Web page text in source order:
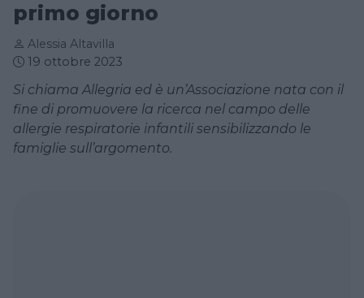
primo giorno
Alessia Altavilla
19 ottobre 2023
Si chiama Allegria ed è un’Associazione nata con il
fine di promuovere la ricerca nel campo delle
allergie respiratorie infantili sensibilizzando le
famiglie sull’argomento.